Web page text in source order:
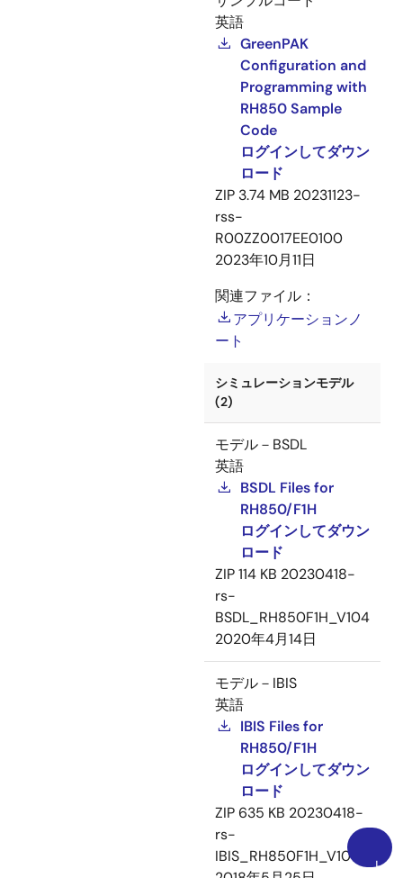
英語
GreenPAK
Configuration and
Programming with
RH850 Sample
Code
ログインしてダウン
ロード
ZIP 3.74 MB 20231123-
rss-
R00ZZ0017EE0100
2023年10月11日
関連ファイル：
アプリケーションノ
ート
シミュレーションモデル
(2)
モデル－BSDL
英語
BSDL Files for
RH850/F1H
ログインしてダウン
ロード
ZIP114 KB 20230418-
rs-
BSDL_RH850F1H_V104
2020年4月14日
モデル－IBIS
英語
IBIS Files for
RH850/F1H
ログインしてダウン
ロード
ZIP 635 KB 20230418-
rs-
IBIS_RH850F1H_V100
上